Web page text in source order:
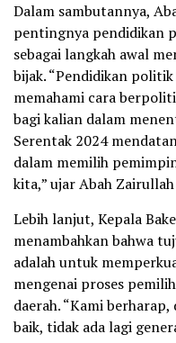
Dalam sambutannya,
pentingnya pendidikan
sebagai langkah awal
bijak. “Pendidikan
memahami cara
bagi kalian dalam
Serentak 2024
dalam memilih
kita,” ujar Abah
Lebih lanjut, Kepala
menambahkan bahwa
adalah untuk
mengenai proses
daerah. “Kami
baik, tidak ada lagi